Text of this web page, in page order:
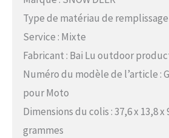
Type de matériau de remplissage
Service : Mixte
Fabricant : Bai Lu outdoor
Numéro du modèle de l’article :
pour Moto
Dimensions du colis : 37,6 x 13,8 x
grammes